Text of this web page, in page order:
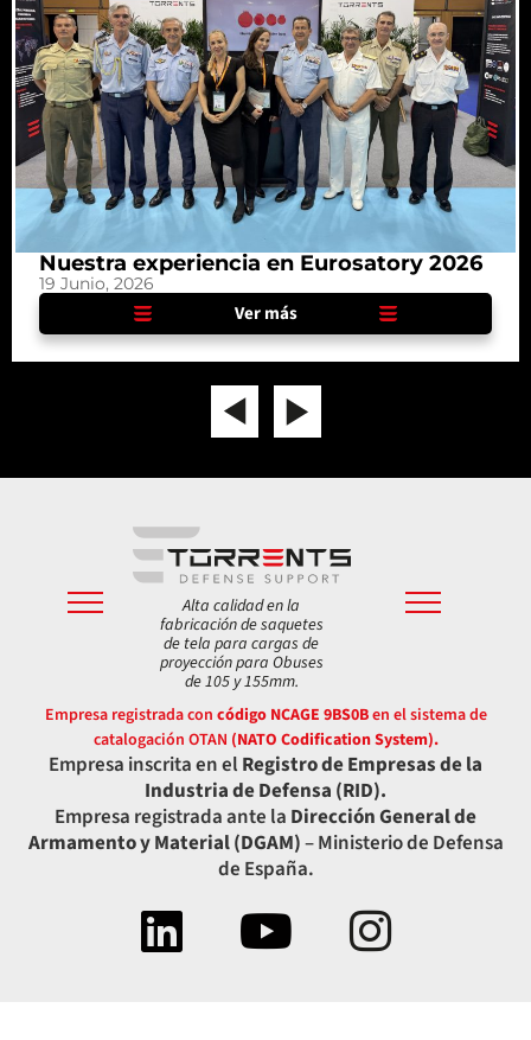
Nuestra experiencia en Eurosatory 2026
19 Junio, 2026
Ver más
Alta calidad en la
fabricación de saquetes
de tela para cargas de
proyección para Obuses
de 105 y 155mm.
Empresa registrada con código NCAGE 9BS0Ben el sistema de
catalogación OTAN (NATO Codification System).
Empresa inscrita en el Registro de Empresas de la
Industria de Defensa (RID).
Empresa registrada ante la Dirección General de
Armamento y Material (DGAM)– Ministerio de Defensa
de España.